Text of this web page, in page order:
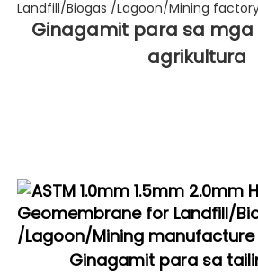
Ginagamit para sa mga
agrikultura
Ginagamit para sa